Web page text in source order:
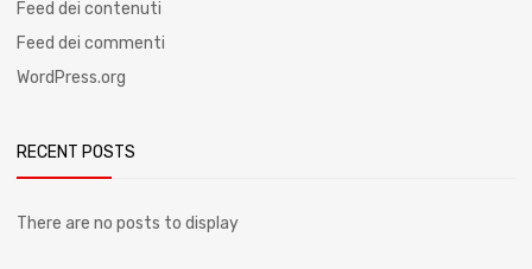
Feed dei contenuti
Feed dei commenti
WordPress.org
RECENT POSTS
There are no posts to display